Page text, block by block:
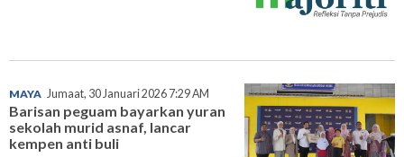
MAYA Jumaat, 30 Januari 2026 7:29 AM
Barisan peguam bayarkan yuran
sekolah murid asnaf, lancar
kempen anti buli